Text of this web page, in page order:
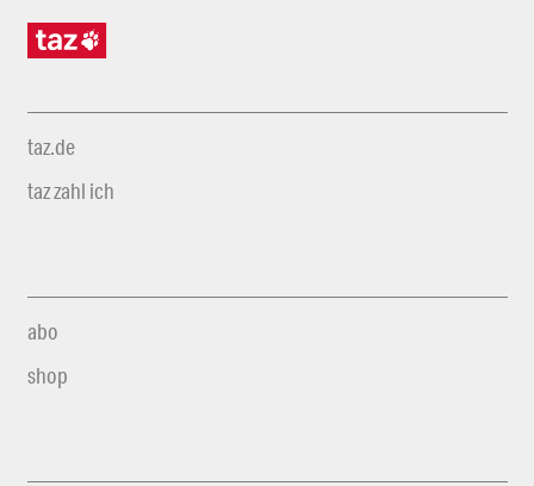
taz.de
taz zahl ich
abo
shop